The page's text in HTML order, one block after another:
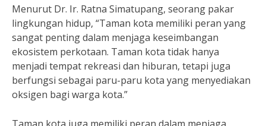
Menurut Dr. Ir. Ratna Simatupang, seorang pakar
lingkungan hidup, “Taman kota memiliki peran yang
sangat penting dalam menjaga keseimbangan
ekosistem perkotaan. Taman kota tidak hanya
menjadi tempat rekreasi dan hiburan, tetapi juga
berfungsi sebagai paru-paru kota yang menyediakan
oksigen bagi warga kota.”